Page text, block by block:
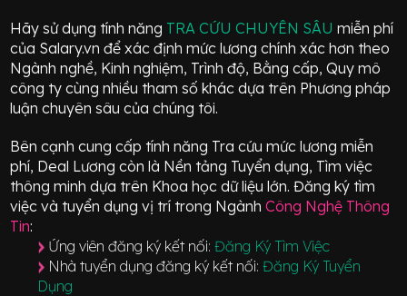
Hãy sử dụng tính năng TRA CỨU CHUYÊN SÂUmiễn phí
của Salary.vn để xác định mức lương chính xác hơn theo
Ngành nghề, Kinh nghiệm, Trình độ, Bằng cấp, Quy mô
công ty cùng nhiều tham số khác dựa trên Phương pháp
luận chuyên sâu của chúng tôi.
Bên cạnh cung cấp tính năng Tra cứu mức lương miễn
phí, Deal Lương còn là Nền tảng Tuyển dụng, Tìm việc
thông minh dựa trên Khoa học dữ liệu lớn.Đăng ký tìm
việc và tuyển dụng vị trí trong NgànhCông Nghệ Thông
Tin:
Ứng viên đăng ký kết nối:Đăng Ký Tìm Việc
Nhà tuyển dụng đăng ký kết nối:Đăng Ký Tuyển
Dụng